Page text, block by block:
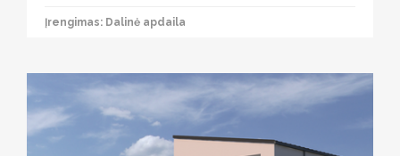
Įrengimas: Dalinė apdaila